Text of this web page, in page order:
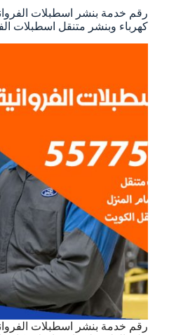
كهرباء وبنشر متنقل اسطبلات
رقم خدمة بنشر اسطبلات